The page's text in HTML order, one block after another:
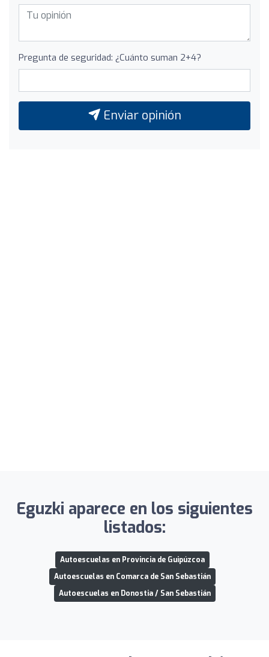
Pregunta de seguridad: ¿Cuánto suman 2+4?
Enviar opinión
Eguzki aparece en los siguientes
listados:
Autoescuelas en Provincia de Guipúzcoa
Autoescuelas en Comarca de San Sebastián
Autoescuelas en Donostia / San Sebastián